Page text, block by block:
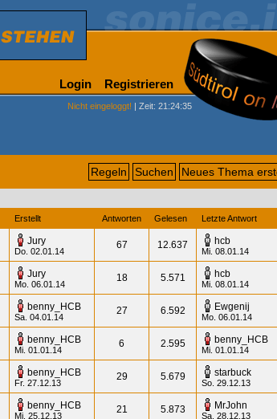
Login Registrieren
Nicht eingeloggt! | Zeit: 21:24:35
Regeln Suchen Neues Thema
Erstellt Antworten Gelesen Letzte Antwort
Jury
Do. 02.01.14
67 12.637 hcb
Mi. 08.01.14
Jury
Mo. 06.01.14
18 5.571 hcb
Mi. 08.01.14
benny_HCB
Sa. 04.01.14
27 6.592 Ewgenij
Mo. 06.01.14
benny_HCB
Mi. 01.01.14
6 2.595 benny_HCB
Mi. 01.01.14
benny_HCB
Fr. 27.12.13
29 5.679 starbuck
So. 29.12.13
benny_HCB
Mi. 25.12.13
21 5.873 MrJohn
Sa. 28.12.13